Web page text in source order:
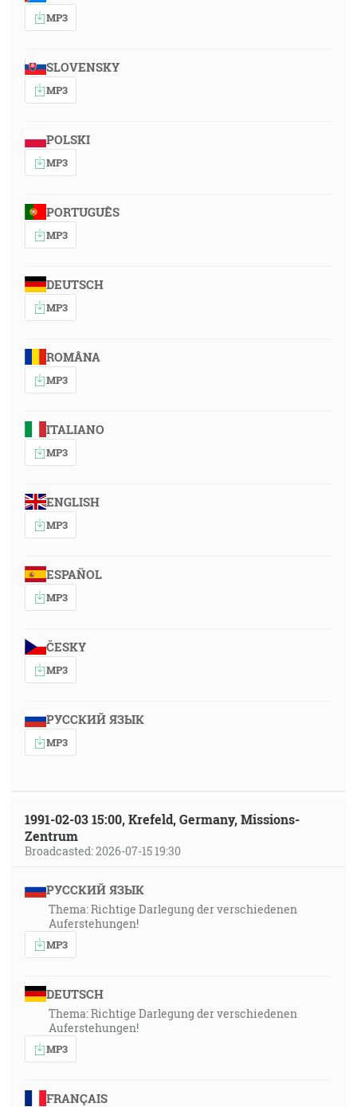
MP3
SLOVENSKY
MP3
POLSKI
MP3
PORTUGUÊS
MP3
DEUTSCH
MP3
ROMÂNA
MP3
ITALIANO
MP3
ENGLISH
MP3
ESPAÑOL
MP3
ČESKY
MP3
РУССКИЙ ЯЗЫК
MP3
1991-02-03 15:00, Krefeld, Germany, Missions-
Zentrum
Broadcasted: 2026-07-15 19:30
РУССКИЙ ЯЗЫК
Thema: Richtige Darlegung der verschiedenen
Auferstehungen!
MP3
DEUTSCH
Thema: Richtige Darlegung der verschiedenen
Auferstehungen!
MP3
FRANÇAIS